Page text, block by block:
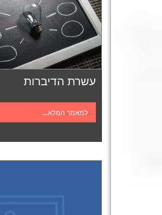
עשרת הדיברות
למאמר המלא...